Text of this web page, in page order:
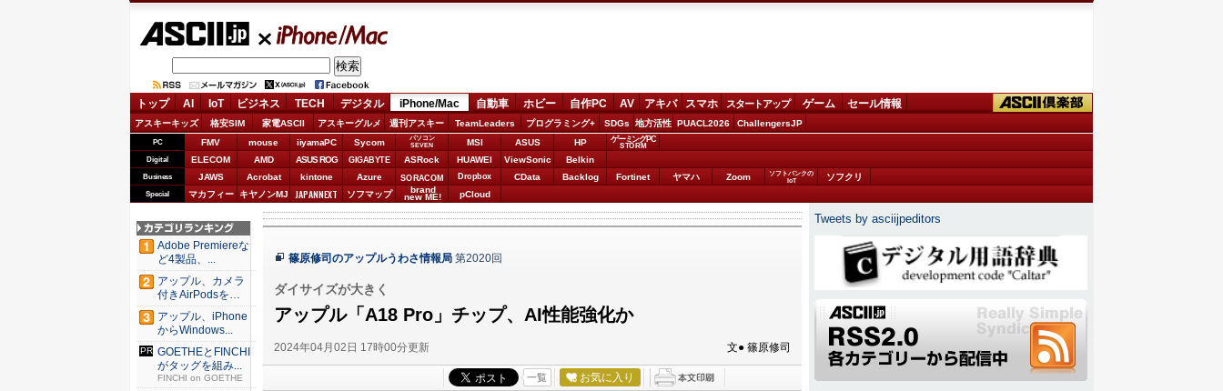
iPhone/Mac
トップ AI IoT ビジネス TECH デジタル iPhone/Mac 自動車 ホビー 自作PC AV アキバ スマホ スタートアップ ゲーム セール情報
アスキーキッズ 格安SIM 家電ASCII アスキーグルメ 週刊アスキー TeamLeaders プログラミング+ SDGs 地方活性 PUACL2026 ChallengersJP
PC FMV mouse iiyamaPC Sycom
パソコン
SEVEN
MSI ASUS HP ゲーミングPC
STORM
Digital ELECOM AMD ASUS ROG GIGABYTE ASRock HUAWEI ViewSonic Belkin
Business JAWS Acrobat kintone Azure SORACOM Dropbox CData Backlog Fortinet ヤマハ Zoom
ソフトバンクの
IoT
ソフクリ
Special マカフィー キヤノンMJ JAPANNEXT ソフマップ brand
new ME! pCloud
篠原修司のアップルうわさ情報局 第2020回
ダイサイズが大きく
アップル「A18 Pro」チップ、AI性能強化か
2024年04月02日 17時00分更新 文● 篠原修司
一覧 お気に入り
Adobe Premiereな
ど4製品、...
アップル、カメラ
付きAirPodsを年
内...
アップル、iPhone
からWindows...
GOETHEとFINCHI
がタッグを組み...
FINCHI on GOETHE
Tweets by asciijpeditors